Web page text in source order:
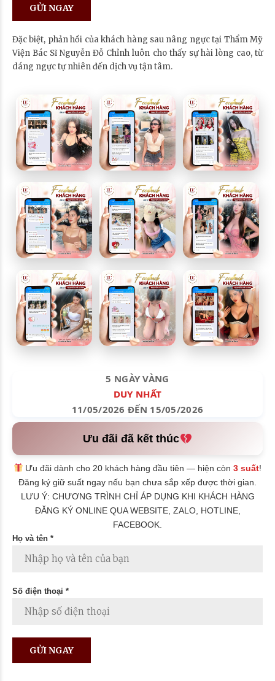
Đặc biệt, phản hồi của khách hàng sau nâng ngực tại Thẩm Mỹ
Viện Bác Sĩ Nguyễn Đỗ Chỉnh luôn cho thấy sự hài lòng cao, từ
dáng ngực tự nhiên đến dịch vụ tận tâm.
5 NGÀY VÀNG
DUY NHẤT
11/05/2026 ĐẾN 15/05/2026
Ưu đãi đã kết thúc
Ưu đãi dành cho 20 khách hàng đầu tiên — hiện còn3 suất!
Đăng ký giữ suất ngay nếu bạn chưa sắp xếp được thời gian.
LƯU Ý: CHƯƠNG TRÌNH CHỈ ÁP DỤNG KHI KHÁCH HÀNG
ĐĂNG KÝ ONLINE QUA WEBSITE, ZALO, HOTLINE,
FACEBOOK.
Họ và tên *
Số điện thoại *